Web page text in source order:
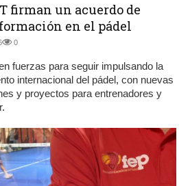
firman un acuerdo de
en el pádel
0
fuerzas para seguir impulsando la
internacional del pádel, con nuevas
y proyectos para entrenadores y